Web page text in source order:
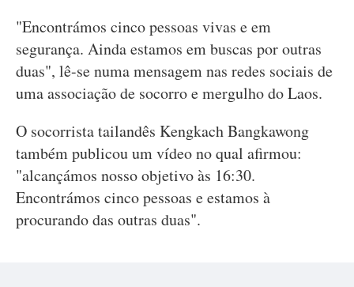
"Encontrámos cinco pessoas vivas e em
segurança. Ainda estamos em buscas por outras
duas", lê-se numa mensagem nas redes sociais de
uma associação de socorro e mergulho do Laos.
O socorrista tailandês Kengkach Bangkawong
também publicou um vídeo no qual afirmou:
"alcançámos nosso objetivo às 16:30.
Encontrámos cinco pessoas e estamos à
procurando das outras duas".